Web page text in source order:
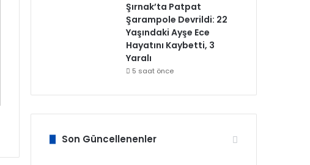
Şırnak’ta Patpat
Şarampole Devrildi: 22
Yaşındaki Ayşe Ece
Hayatını Kaybetti, 3
Yaralı
5 saat önce
Son Güncellenenler